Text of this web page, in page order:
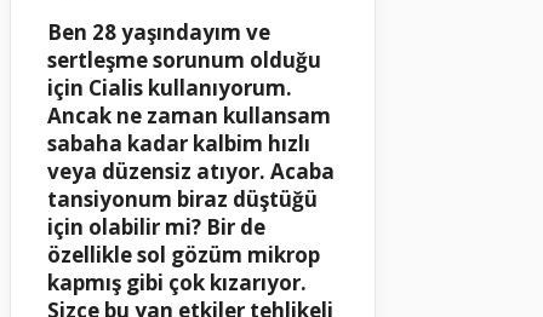
Ben 28 yaşındayım ve
sertleşme sorunum olduğu
için Cialis kullanıyorum.
Ancak ne zaman kullansam
sabaha kadar kalbim hızlı
veya düzensiz atıyor. Acaba
tansiyonum biraz düştüğü
için olabilir mi? Bir de
özellikle sol gözüm mikrop
kapmış gibi çok kızarıyor.
Sizce bu yan etkiler tehlikeli